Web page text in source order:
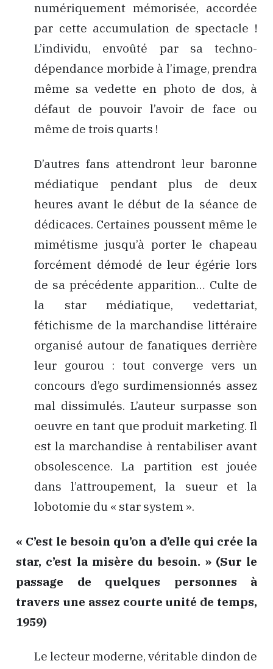
numériquement mémorisée, accordée
par cette accumulation de spectacle !
L’individu, envoûté par sa techno-
dépendance morbide à l’image, prendra
même sa vedette en photo de dos, à
défaut de pouvoir l’avoir de face ou
même de trois quarts !
D’autres fans attendront leur baronne
médiatique pendant plus de deux
heures avant le début de la séance de
dédicaces. Certaines poussent même le
mimétisme jusqu’à porter le chapeau
forcément démodé de leur égérie lors
de sa précédente apparition… Culte de
la star médiatique, vedettariat,
fétichisme de la marchandise littéraire
organisé autour de fanatiques derrière
leur gourou : tout converge vers un
concours d’ego surdimensionnés assez
mal dissimulés. L’auteur surpasse son
oeuvre en tant que produit marketing. Il
est la marchandise à rentabiliser avant
obsolescence. La partition est jouée
dans l’attroupement, la sueur et la
lobotomie du « star system ».
« C’est le besoin qu’on a d’elle qui crée la
star, c’est la misère du besoin. » (Sur le
passage de quelques personnes à
travers une assez courte unité de temps,
1959)
Le lecteur moderne, véritable dindon de